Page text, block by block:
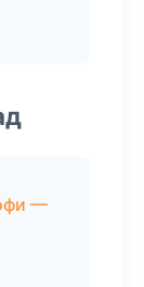
—